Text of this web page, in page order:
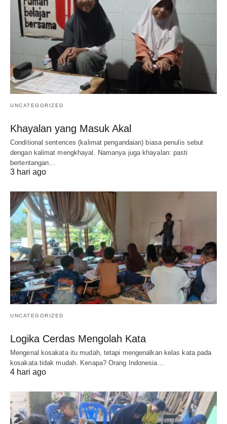
UNCATEGORIZED
Khayalan yang Masuk Akal
Conditional sentences (kalimat pengandaian) biasa penulis sebut
dengan kalimat mengkhayal. Namanya juga khayalan: pasti
bertentangan…
3 hari ago
UNCATEGORIZED
Logika Cerdas Mengolah Kata
Mengenal kosakata itu mudah, tetapi mengenalkan kelas kata pada
kosakata tidak mudah. Kenapa? Orang Indonesia…
4 hari ago